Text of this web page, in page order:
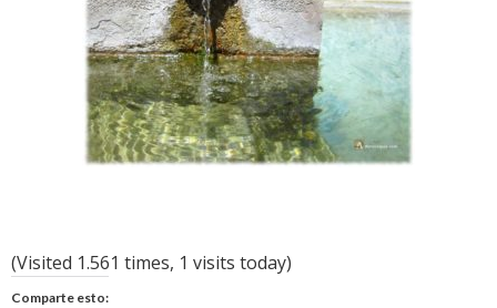
(Visited 1.561 times, 1 visits today)
Comparte esto: